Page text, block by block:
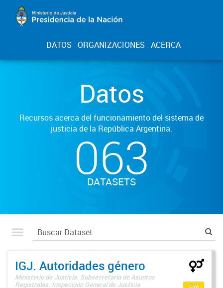
DATOS ORGANIZACIONES ACERCA
Datos
Recursos acerca del funcionamiento del sistema de
justicia de la República Argentina.
063
DATASETS
IGJ. Autoridades género
Ministerio de Justicia. Subsecretaría de Asuntos
Registrales. Inspección General de Justicia
csv